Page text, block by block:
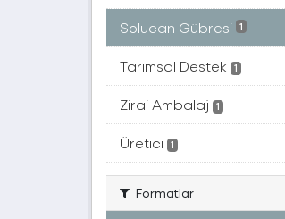
Solucan Gübresi 1
Tarımsal Destek 1
Zirai Ambalaj 1
Üretici 1
Formatlar